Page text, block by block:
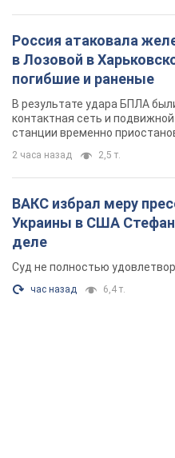
Россия атаковала
в Лозовой в
погибшие и раненые
В результате удара БПЛА
контактная сеть и
станции временно
2 часа назад 2,5 т.
ВАКС избрал меру
Украины в США
деле
Суд не полностью
час назад 6,4 т.